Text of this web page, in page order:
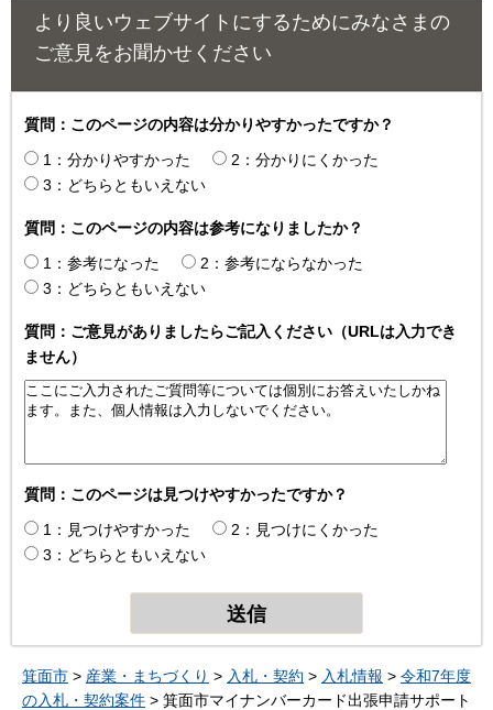
より良いウェブサイトにするためにみなさまの
ご意見をお聞かせください
質問：このページの内容は分かりやすかったですか？
1：分かりやすかった
2：分かりにくかった
3：どちらともいえない
質問：このページの内容は参考になりましたか？
1：参考になった
2：参考にならなかった
3：どちらともいえない
質問：ご意見がありましたらご記入ください（URLは入力でき
ません）
質問：このページは見つけやすかったですか？
1：見つけやすかった
2：見つけにくかった
3：どちらともいえない
箕面市 > 産業・まちづくり > 入札・契約 > 入札情報 > 令和7年度
の入札・契約案件 > 箕面市マイナンバーカード出張申請サポート